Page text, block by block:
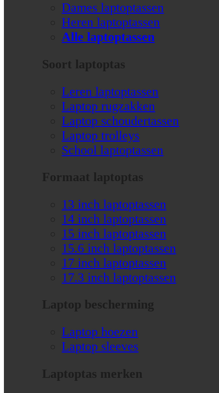
Dames laptoptassen
Heren laptoptassen
Alle laptoptassen
Soort laptoptas
Leren laptoptassen
Laptop rugzakken
Laptop schoudertassen
Laptop trolleys
School laptoptassen
Formaat laptoptas
13 inch laptoptassen
14 inch laptoptassen
15 inch laptoptassen
15.6 inch laptoptassen
17 inch laptoptassen
17.3 inch laptoptassen
Laptop bescherming
Laptop hoezen
Laptop sleeves
Laptoptas merken